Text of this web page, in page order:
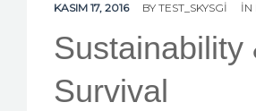
KASIM 17, 2016 BY TEST_SKYSGI IN
Sustainability
Survival